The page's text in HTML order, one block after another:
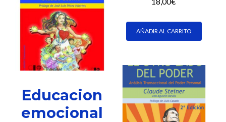
AÑADIR AL CARRITO
Educacion
emocional